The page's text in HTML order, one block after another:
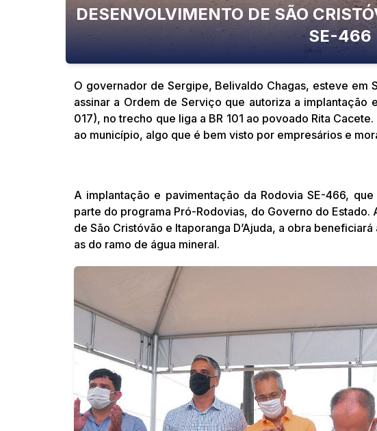
DESENVOLVIMENTO DE SÃO
SE-466
O governador de Sergipe, Belivaldo Chagas, esteve em
assinar a Ordem de Serviço que autoriza a implantação
017), no trecho que liga a BR 101 ao povoado Rita
ao município, algo que é bem visto por empresários e
A implantação e pavimentação da Rodovia SE-466,
parte do programa Pró-Rodovias, do Governo do
de São Cristóvão e Itaporanga D’Ajuda, a obra
as do ramo de água mineral.